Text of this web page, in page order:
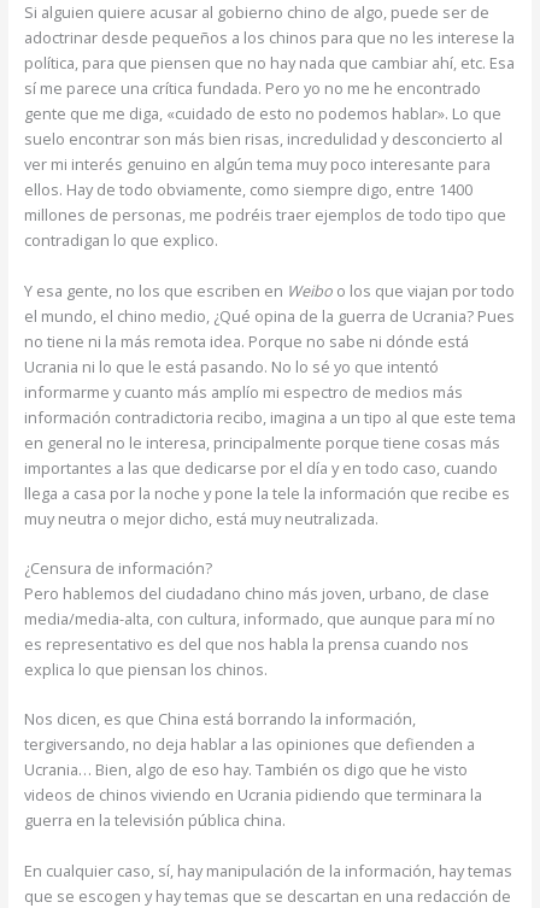
Si alguien quiere acusar al gobierno chino de algo, puede ser de
adoctrinar desde pequeños a los chinos para que no les interese la
política, para que piensen que no hay nada que cambiar ahí, etc. Esa
sí me parece una crítica fundada. Pero yo no me he encontrado
gente que me diga, «cuidado de esto no podemos hablar». Lo que
suelo encontrar son más bien risas, incredulidad y desconcierto al
ver mi interés genuino en algún tema muy poco interesante para
ellos. Hay de todo obviamente, como siempre digo, entre 1400
millones de personas, me podréis traer ejemplos de todo tipo que
contradigan lo que explico.
Y esa gente, no los que escriben en Weiboo los que viajan por todo
el mundo, el chino medio, ¿Qué opina de la guerra de Ucrania? Pues
no tiene ni la más remota idea. Porque no sabe ni dónde está
Ucrania ni lo que le está pasando. No lo sé yo que intentó
informarme y cuanto más amplío mi espectro de medios más
información contradictoria recibo, imagina a un tipo al que este tema
en general no le interesa, principalmente porque tiene cosas más
importantes a las que dedicarse por el día y en todo caso, cuando
llega a casa por la noche y pone la tele la información que recibe es
muy neutra o mejor dicho, está muy neutralizada.
¿Censura de información?
Pero hablemos del ciudadano chino más joven, urbano, de clase
media/media-alta, con cultura, informado, que aunque para mí no
es representativo es del que nos habla la prensa cuando nos
explica lo que piensan los chinos.
Nos dicen, es que China está borrando la información,
tergiversando, no deja hablar a las opiniones que defienden a
Ucrania… Bien, algo de eso hay. También os digo que he visto
videos de chinos viviendo en Ucrania pidiendo que terminara la
guerra en la televisión pública china.
En cualquier caso, sí, hay manipulación de la información, hay temas
que se escogen y hay temas que se descartan en una redacción de